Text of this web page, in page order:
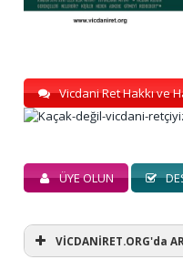
Vicdani Ret Hakkı ve
ÜYE OLUN
VİCDANİRET.ORG'da